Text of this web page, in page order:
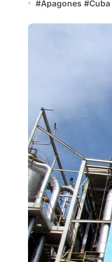
#Apagones #Cuba